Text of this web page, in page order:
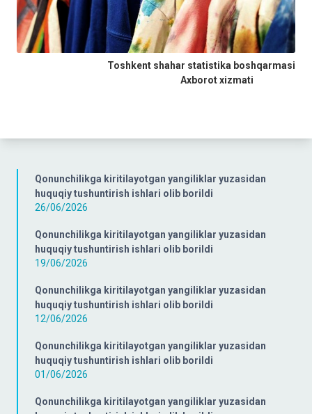
Qonunchilikga kiritilayotgan yangiliklar yuzasidan
huquqiy tushuntirish ishlari olib borildi
26/06/2026
Qonunchilikga kiritilayotgan yangiliklar yuzasidan
huquqiy tushuntirish ishlari olib borildi
19/06/2026
Qonunchilikga kiritilayotgan yangiliklar yuzasidan
huquqiy tushuntirish ishlari olib borildi
12/06/2026
Qonunchilikga kiritilayotgan yangiliklar yuzasidan
huquqiy tushuntirish ishlari olib borildi
01/06/2026
Qonunchilikga kiritilayotgan yangiliklar yuzasidan
Toshkent shahar statistika boshqarmasi
Axborot xizmati